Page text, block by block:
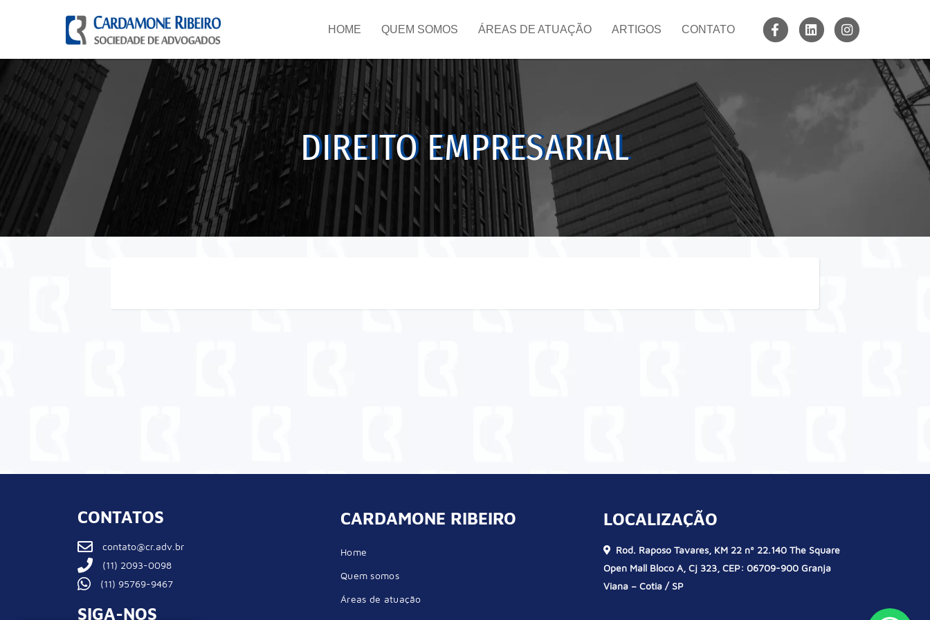
Pular para o conteúdo
HOME
QUEM SOMOS ÁREAS DE ATUAÇÃO ARTIGOS CONTATO
DIREITO EMPRESARIAL
CONTATOS
contato@cr.adv.br
(11) 2093-0098
(11) 95769-9467
SIGA-NOS
CARDAMONE RIBEIRO
Home
Quem somos
Áreas de atuação
LOCALIZAÇÃO
Rod. Raposo Tavares, KM 22 nº 22.140 The Square
Open Mall Bloco A, Cj 323, CEP: 06709-900 Granja
Viana – Cotia / SP